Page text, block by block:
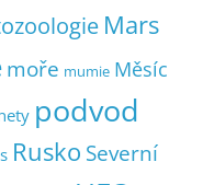
Mars
moře mumie Měsíc
podvod
Rusko Severní